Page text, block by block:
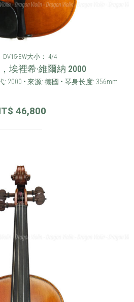
DV15-EW大小： 4/4
埃裡希·維爾納 2000
: 2000 • 來源: 德國 • 琴身长度: 356mm
46,800